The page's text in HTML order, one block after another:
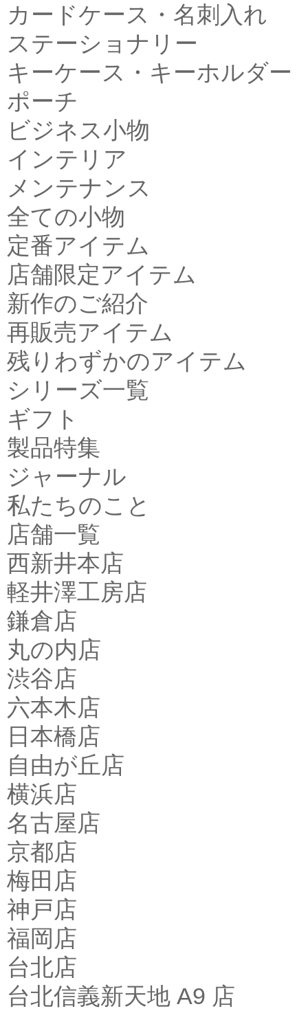
カードケース・名刺入れ
ステーショナリー
キーケース・キーホルダー
ポーチ
ビジネス小物
インテリア
メンテナンス
全ての小物
定番アイテム
店舗限定アイテム
新作のご紹介
再販売アイテム
残りわずかのアイテム
シリーズ一覧
ギフト
製品特集
ジャーナル
私たちのこと
店舗一覧
西新井本店
軽井澤工房店
鎌倉店
丸の内店
渋谷店
六本木店
日本橋店
自由が丘店
横浜店
名古屋店
京都店
梅田店
神戸店
福岡店
台北店
台北信義新天地 A9 店